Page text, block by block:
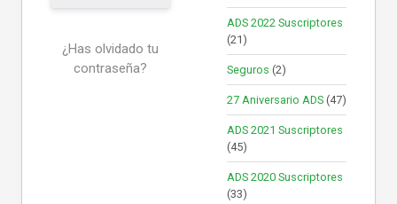
¿Has olvidado tu
contraseña?
ADS 2022 Suscriptores
(21)
Seguros (2)
27 Aniversario ADS (47)
ADS 2021 Suscriptores
(45)
ADS 2020 Suscriptores
(33)